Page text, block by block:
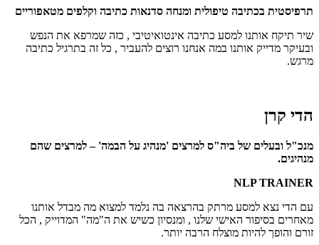
תרפיסטית בכתיבה טיפולית ומנחה סדנאות כתיבה וקלפים מטאפוריים
שיר תיקח אותנו למסע כתיבה אינטואיטיבי , כזה שמרפא את הנפש
ובעיקר מדייק אותנו במה אנחנו רוצים להעביר , כל זה בתרגיל כתיבה
מרגש.
הדי קרן
מנכ"ל ובעלים של ביה"ס למרצים 'מנהיג על הבמה' – למרצים שהם
מנהיגים.
NLP TRAINER
עם הדי נצא למסע מרתק בהרצאה בה נלמד למצוא מה מבדל אותנו
מאחרים בסיפור האישי שלנו , ומנסיון כשיש את ה"מה" המדוייק , הכל
זורם והופך להיות מוצלח הרבה יותר.